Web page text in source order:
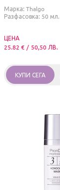
Марка: Thalgo
Разфасовка: 50 мл.
ЦЕНА
25.82 € / 50,50 ЛВ.
КУПИ СЕГА